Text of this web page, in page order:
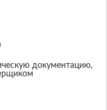
документацию,